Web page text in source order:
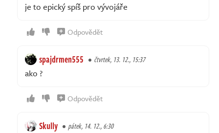
je to epický spíš pro vývojáře
Odpovědět
spajdrmen555 čtvrtek, 13. 12., 15:37
ako ?
Odpovědět
Skully pátek, 14. 12., 6:30